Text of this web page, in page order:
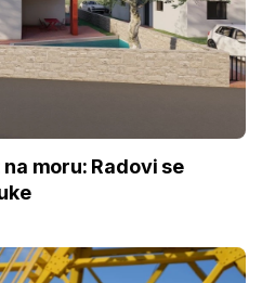
moru: Radovi se